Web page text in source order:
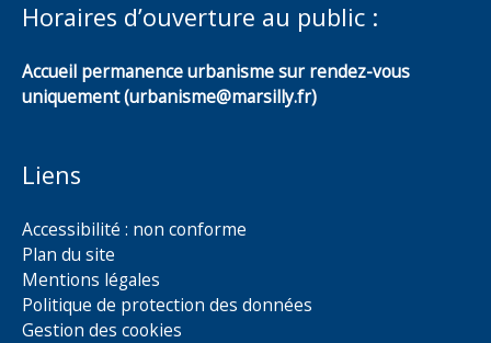
Horaires d’ouverture au public :
Accueil permanence urbanisme sur rendez-vous
uniquement (urbanisme@marsilly.fr)
Liens
Accessibilité : non conforme
Plan du site
Mentions légales
Politique de protection des données
Gestion des cookies